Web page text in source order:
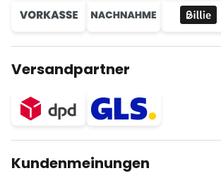
Versandpartner
Kundenmeinungen